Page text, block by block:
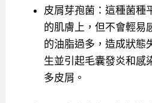
皮屑芽孢菌：這種菌種
的肌膚上，但不會輕易
的油脂過多，造成狀態
生並引起毛囊發炎和感
多皮屑。